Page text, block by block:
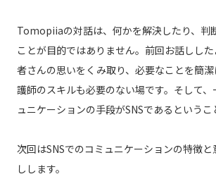
Tomopiiaの対話は、何かを解決したり、判
ことが目的ではありません。前回お話しし
者さんの思いをくみ取り、必要なことを簡
護師のスキルも必要のない場です。そして、
ュニケーションの手段がSNSであるというこ
次回はSNSでのコミュニケーションの特徴
しします。